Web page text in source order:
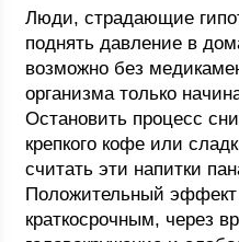
Люди, страдающие
поднять давление в
возможно без
организма только
Остановить процесс
крепкого кофе или
считать эти напитки
Положительный эффект
краткосрочным, через